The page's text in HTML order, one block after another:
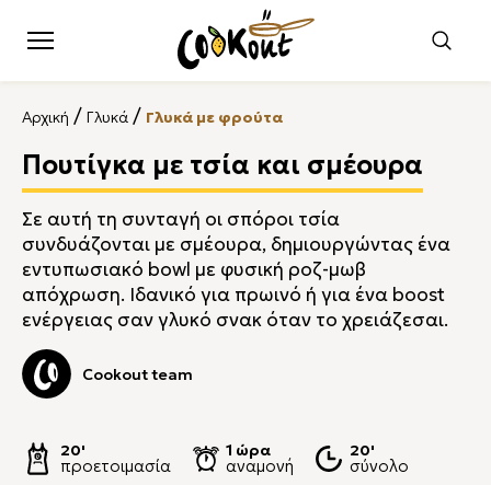
Αρχική / Γλυκά / Γλυκά με φρούτα
Πουτίγκα με τσία και σμέουρα
Σε αυτή τη συνταγή οι σπόροι τσία
συνδυάζονται με σμέουρα, δημιουργώντας ένα
εντυπωσιακό bowl με φυσική ροζ-μωβ
απόχρωση. Ιδανικό για πρωινό ή για ένα boost
ενέργειας σαν γλυκό σνακ όταν το χρειάζεσαι.
Cookout team
20'
προετοιμασία
1 ώρα
αναμονή
20'
σύνολο